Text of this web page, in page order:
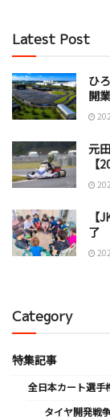
Latest Post
ひ
開
元
【
【
了
Category
特集記事
全日本カート選手
タイヤ開発戦